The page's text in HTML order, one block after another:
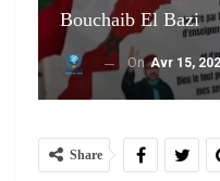
Bouchaib El Bazi
OnAvr 15,
Share